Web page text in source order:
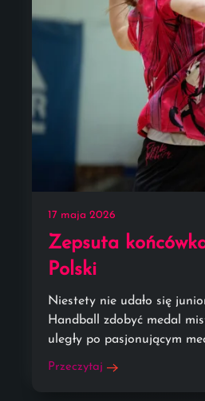
17 maja 2026
Zepsuta
Polski
Niestety nie udało się
Handball zdobyć medal
uległy po pasjonującym
Przeczytaj